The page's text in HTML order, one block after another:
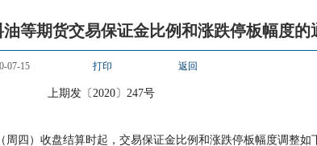
等期货交易保证金比例和涨跌停板幅度的
07-15 打印 返回
上期发〔2020〕247号
周四）收盘结算时起，交易保证金比例和涨跌停板幅度调整如